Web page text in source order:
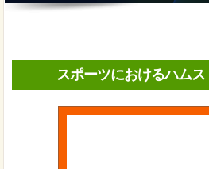
スポーツにおけるハム